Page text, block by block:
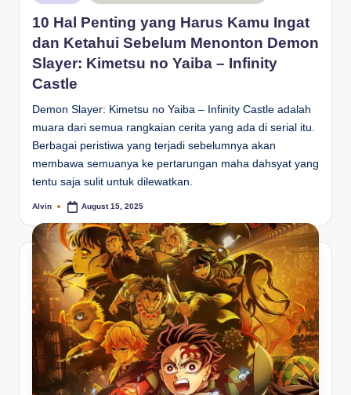
in
10 Hal Penting yang Harus Kamu Ingat
dan Ketahui Sebelum Menonton Demon
Slayer: Kimetsu no Yaiba – Infinity
Castle
Demon Slayer: Kimetsu no Yaiba – Infinity Castle adalah
muara dari semua rangkaian cerita yang ada di serial itu.
Berbagai peristiwa yang terjadi sebelumnya akan
membawa semuanya ke pertarungan maha dahsyat yang
tentu saja sulit untuk dilewatkan.
Posted
Alvin August 15, 2025